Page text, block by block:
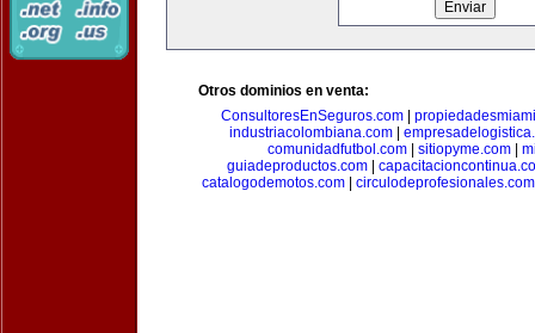
Otros dominios en venta:
ConsultoresEnSeguros.com
industriacolombiana.com|
comunidadfutbol.com| sitiopyme.com|
guiadeproductos.com|
catalogodemotos.com
circulodeprofesionales.com